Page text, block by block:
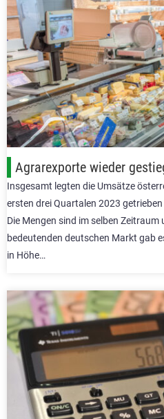
Agrarexporte wieder
Insgesamt legten die Umsätze
ersten drei Quartalen 2023
Die Mengen sind im selben
bedeutenden deutschen Markt gab
in Höhe…